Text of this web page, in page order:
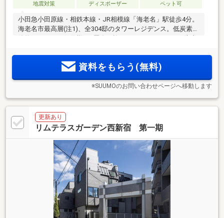
地震対策
ディスポーザー ペット可
小田急小田原線・相鉄本線・JR相模線「海老名」駅徒歩4分。
海老名市最高層(注1)、全304邸のタワーレジデンス。低炭素建
ならではの多彩な共用部。3.5ha超の駅間開発「ViNA
GARDENS」の集大成レジデンス資料をもらう(無料)
※SUUMOのお問い合わせページへ移動します
更新あり
リムテラスガーデン西新宿 第一期